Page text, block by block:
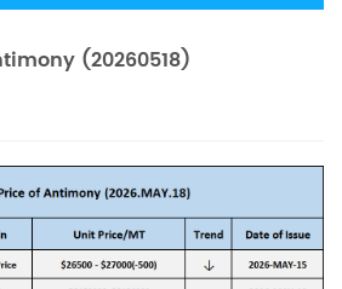
(20260518)